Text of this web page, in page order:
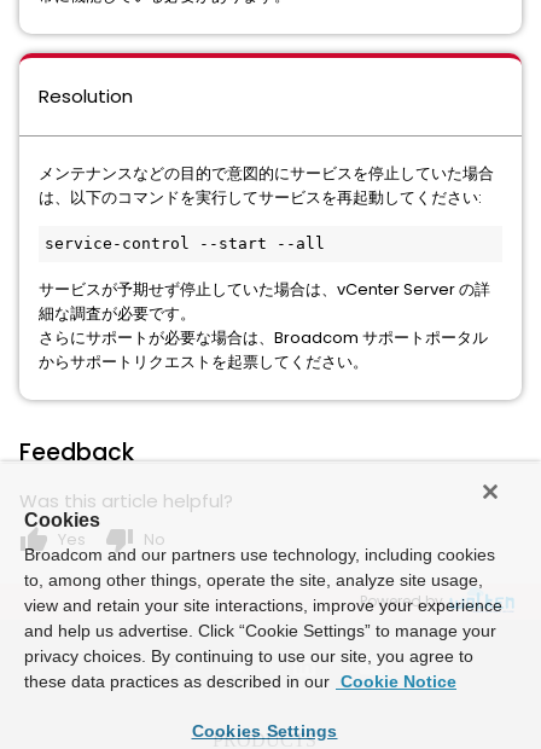
Resolution
メンテナンスなどの目的で意図的にサービスを停止していた場合
は、以下のコマンドを実行してサービスを再起動してください:
service-control --start --all
サービスが予期せず停止していた場合は、vCenter Server の詳
細な調査が必要です。
さらにサポートが必要な場合は、Broadcom サポートポータル
からサポートリクエストを起票してください。
Feedback
Was this article helpful?
thumb_up Yes thumb_down No
Powered by
Cookies
Broadcom and our partners use technology, including cookies
to, among other things, operate the site, analyze site usage,
view and retain your site interactions, improve your experience
and help us advertise. Click “Cookie Settings” to manage your
privacy choices. By continuing to use our site, you agree to
these data practices as described in our Cookie Notice
Cookies Settings